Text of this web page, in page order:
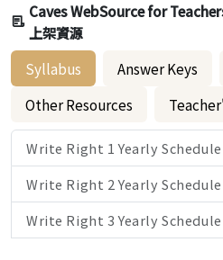
Caves WebSource for
上架資源
Syllabus Answer Keys
Other Resources
Write Right 1 Yearly Schedule
Write Right 2 Yearly Schedule
Write Right 3 Yearly Schedule